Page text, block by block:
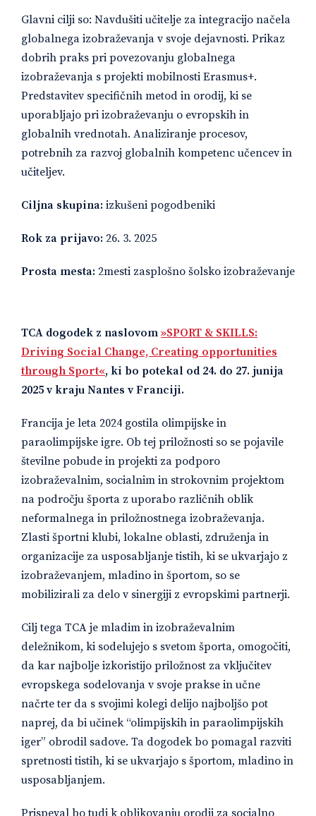
Glavni cilji so: Navdušiti učitelje za integracijo načela
globalnega izobraževanja v svoje dejavnosti. Prikaz
dobrih praks pri povezovanju globalnega
izobraževanja s projekti mobilnosti Erasmus+.
Predstavitev specifičnih metod in orodij, ki se
uporabljajo pri izobraževanju o evropskih in
globalnih vrednotah. Analiziranje procesov,
potrebnih za razvoj globalnih kompetenc učencev in
učiteljev.
Ciljna skupina: izkušeni pogodbeniki
Rok za prijavo: 26. 3. 2025
Prosta mesta: 2mesti zasplošno šolsko izobraževanje
TCA dogodek z naslovom »SPORT & SKILLS:
Driving Social Change, Creating opportunities
through Sport«, ki bo potekal od 24. do 27. junija
2025 v kraju Nantes v Franciji.
Francija je leta 2024 gostila olimpijske in
paraolimpijske igre. Ob tej priložnosti so se pojavile
številne pobude in projekti za podporo
izobraževalnim, socialnim in strokovnim projektom
na področju športa z uporabo različnih oblik
neformalnega in priložnostnega izobraževanja.
Zlasti športni klubi, lokalne oblasti, združenja in
organizacije za usposabljanje tistih, ki se ukvarjajo z
izobraževanjem, mladino in športom, so se
mobilizirali za delo v sinergiji z evropskimi partnerji.
Cilj tega TCA je mladim in izobraževalnim
deležnikom, ki sodelujejo s svetom športa, omogočiti,
da kar najbolje izkoristijo priložnost za vključitev
evropskega sodelovanja v svoje prakse in učne
načrte ter da s svojimi kolegi delijo najboljšo pot
naprej, da bi učinek “olimpijskih in paraolimpijskih
iger” obrodil sadove. Ta dogodek bo pomagal razviti
spretnosti tistih, ki se ukvarjajo s športom, mladino in
usposabljanjem.
Prispeval bo tudi k oblikovanju orodij za socialno